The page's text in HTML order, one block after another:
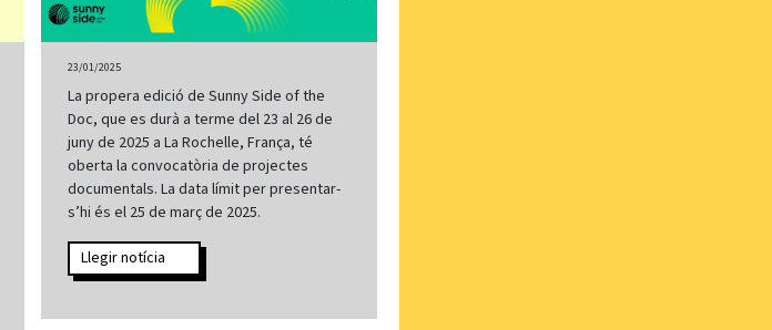
23/01/2025
La propera edició de Sunny Side of the
Doc, que es durà a terme del 23 al 26 de
juny de 2025 a La Rochelle, França, té
oberta la convocatòria de projectes
documentals. La data límit per presentar-
s’hi és el 25 de març de 2025.
Llegir notícia